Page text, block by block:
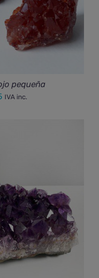
pequeña
Rango
IVA inc.